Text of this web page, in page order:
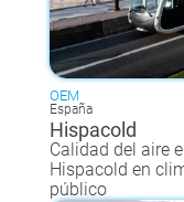
OEM
España
Hispacold
Calidad del aire
Hispacold en
público